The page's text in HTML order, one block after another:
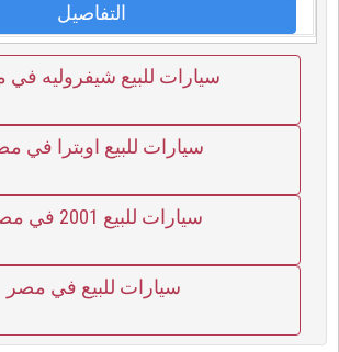
التفاصيل
سيارات للبيع شيفروليه في
سيارات للبيع اوبترا في
سيارات للبيع 2001 في مصر
سيارات للبيع في مصر